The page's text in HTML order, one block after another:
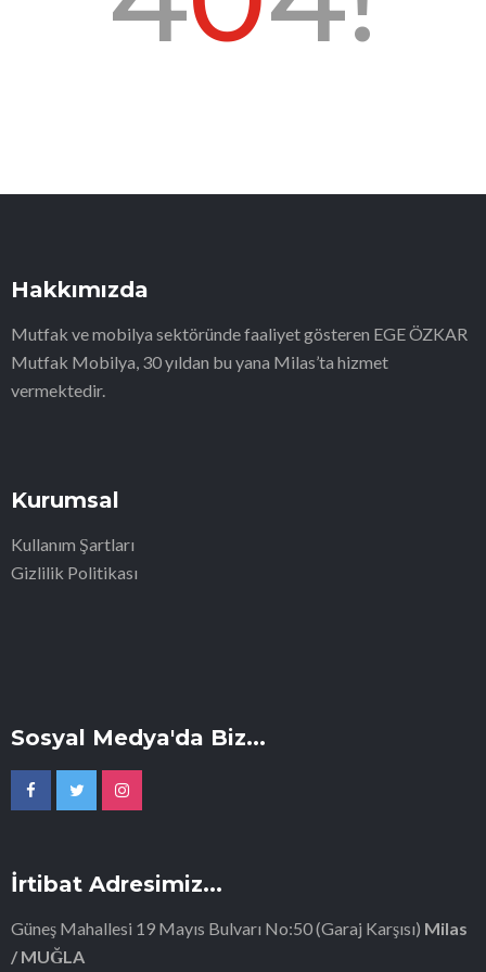
Hakkımızda
Mutfak ve mobilya sektöründe faaliyet gösteren EGE ÖZKAR
Mutfak Mobilya, 30 yıldan bu yana Milas’ta hizmet
vermektedir.
Kurumsal
Kullanım Şartları
Gizlilik Politikası
Sosyal Medya'da Biz...
İrtibat Adresimiz...
Güneş Mahallesi 19 Mayıs Bulvarı No:50 (Garaj Karşısı) Milas
/ MUĞLA